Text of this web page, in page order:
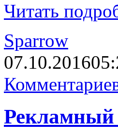
Читать
Sparrow
07.10.2016
Рекламный